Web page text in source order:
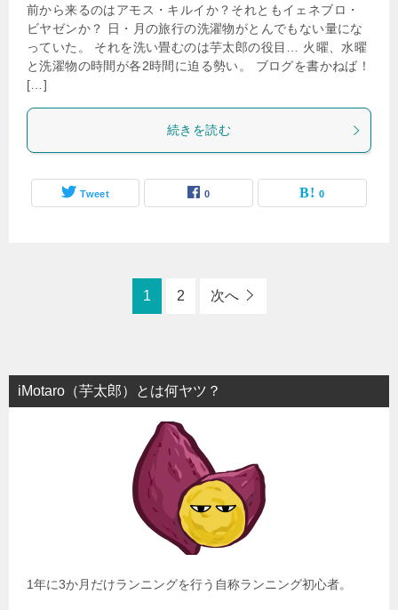
前から来るのはアモス・キルイか？それともイェネブロ・
ビヤゼンか？ 日・月の旅行の洗濯物がとんでもない量にな
っていた。 それを洗い畳むのは芋太郎の役目… 火曜、水曜
と洗濯物の時間が各2時間に迫る勢い。 ブログを書かねば！
[…]
続きを読む
Tweet 0 0
1 2 次へ
iMotaro（芋太郎）とは何ヤツ？
1年に3か月だけランニングを行う自称ランニング初心者。